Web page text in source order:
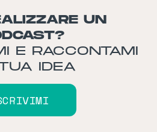
UN
E RACCONTAMI
IDEA